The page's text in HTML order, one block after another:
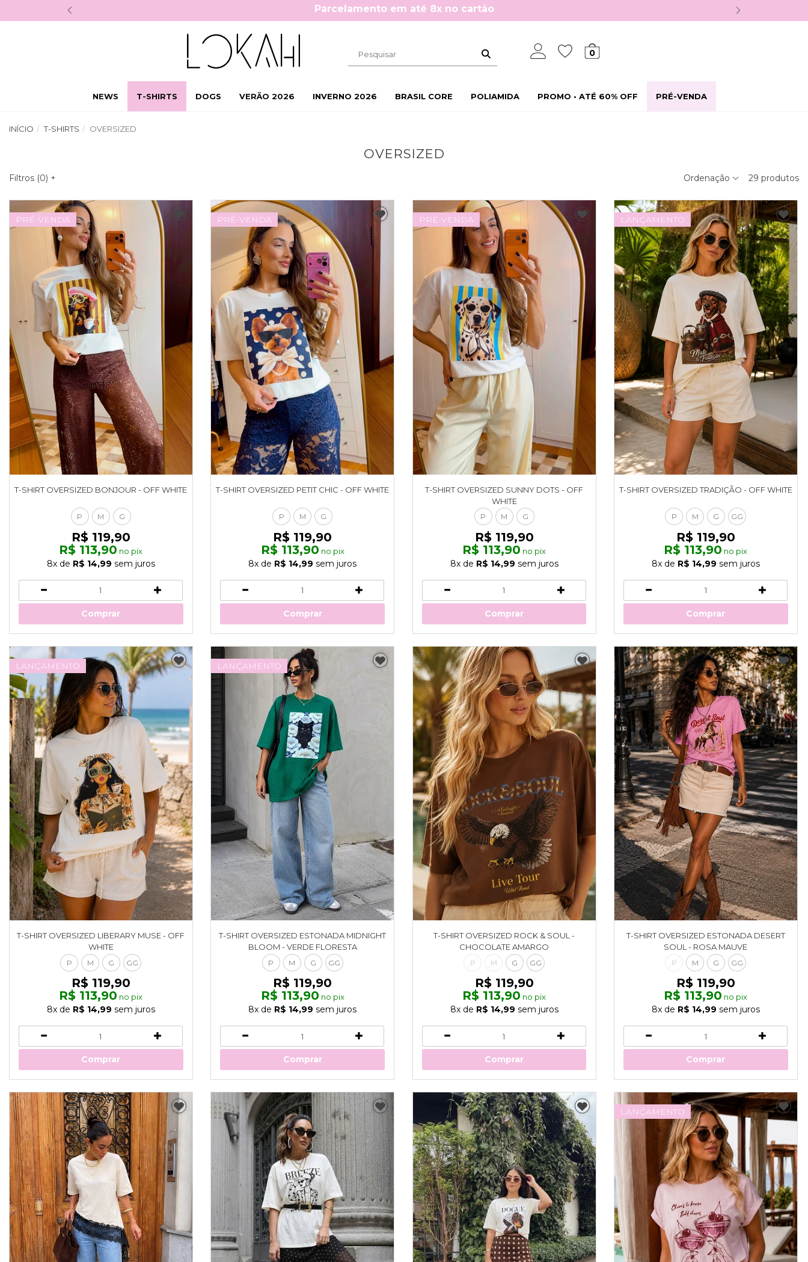
Cupom 10%OFF na primeira compra: BEMVINDA10
0
NEWS T-SHIRTS DOGS VERÃO 2026 INVERNO 2026 BRASIL CORE POLIAMIDA PROMO • ATÉ 60% OFF PRÉ-VENDA
INÍCIO T-SHIRTS OVERSIZED
OVERSIZED
Filtros (0) + Ordenação 29 produtos
PRÉ-VENDA
T-SHIRT OVERSIZED BONJOUR - OFF WHITE
P M G
R$ 119,90
R$ 113,90 no pix
8xde R$ 14,99 sem juros
Comprar
PRÉ-VENDA
T-SHIRT OVERSIZED PETIT CHIC - OFF WHITE
P M G
R$ 119,90
R$ 113,90 no pix
8x de R$ 14,99 sem juros
Comprar
PRÉ-VENDA
T-SHIRT OVERSIZED SUNNY DOTS - OFF
WHITE
P M G
R$ 119,90
R$ 113,90 no pix
8xde R$ 14,99 sem juros
Comprar
LANÇAMENTO
T-SHIRT OVERSIZED TRADIÇÃO - OFF WHITE
P M G GG
R$ 119,90
R$ 113,90 no pix
8xde R$ 14,99 sem juros
Comprar
LANÇAMENTO
T-SHIRT OVERSIZED LIBERARY MUSE - OFF
WHITE
P M G GG
R$ 119,90
R$ 113,90 no pix
8xde R$ 14,99 sem juros
Comprar
LANÇAMENTO
T-SHIRT OVERSIZED ESTONADA MIDNIGHT
BLOOM - VERDE FLORESTA
P M G GG
R$ 119,90
R$ 113,90 no pix
8x de R$ 14,99 sem juros
Comprar
T-SHIRT OVERSIZED ROCK & SOUL -
CHOCOLATE AMARGO
P M G GG
R$ 119,90
R$ 113,90 no pix
8xde R$ 14,99 sem juros
Comprar
T-SHIRT OVERSIZED ESTONADA DESERT
SOUL - ROSA MAUVE
P M G GG
R$ 119,90
R$ 113,90 no pix
8xde R$ 14,99 sem juros
Comprar
LANÇAMENTO